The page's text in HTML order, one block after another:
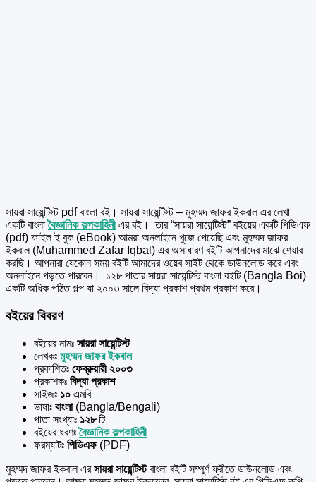
সায়রা সায়েন্টিস্ট pdf বাংলা বই। সায়রা সায়েন্টিস্ট – মুহম্মদ জাফর ইকবাল এর লেখা
একটি বাংলাবৈজ্ঞানিক কল্পকাহিনীএর বই।
তার “সায়রা সায়েন্টিস্ট” বইয়ের একটি পিডিএফ
(pdf) ফাইল ই বুক (eBook) আমরা অনলাইনে খুজে পেয়েছি এবং মুহম্মদ জাফর
ইকবাল (Muhammed Zafar Iqbal) এর অসাধারণ বইটি আপনাদের মাঝে শেয়ার
করছি। আপনারা যেকোন সময় বইটি আমাদের ওয়েব সাইট থেকে ডাউনলোড করে এবং
অনলাইনে পড়তে পারবেন। ১২৮ পাতার সায়রা সায়েন্টিস্ট বাংলা বইটি (Bangla Boi)
একটি অধিক পঠিত গল্প যা ২০০৩ সালে বিদ্যা প্রকাশ প্রথম প্রকাশ করে।
বইয়ের বিবরণ
বইয়ের নামঃ সায়রা সায়েন্টিস্ট
লেখকঃ মুহম্মদ জাফর ইকবাল
প্রকাশিতঃ ফেব্রুয়ারী ২০০৩
প্রকাশকঃ বিদ্যা প্রকাশ
সাইজঃ ১০ এমবি
ভাষাঃ বাংলা (Bangla/Bengali)
পাতা সংখ্যাঃ ১২৮টি
বইয়ের ধরণঃবৈজ্ঞানিক কল্পকাহিনী
ফরম্যাটঃ পিডিএফ (PDF)
মুহম্মদ জাফর ইকবাল এরসায়রা সায়েন্টিস্টবাংলা বইটি সম্পুর্ণ ফ্রীতে ডাউনলোড এবং